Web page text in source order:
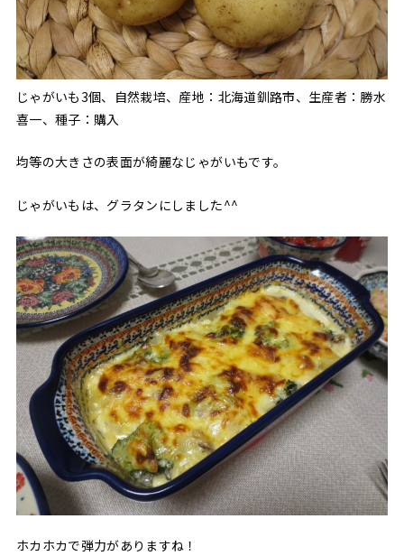
じゃがいも3個、自然栽培、産地：北海道釧路市、生産者：勝水
喜一、種子：購入
均等の大きさの表面が綺麗なじゃがいもです。
じゃがいもは、グラタンにしました^^
ホカホカで弾力がありますね！